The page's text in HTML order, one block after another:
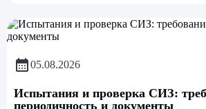
05.08.2026
Испытания и проверка СИЗ:
периодичность и документы